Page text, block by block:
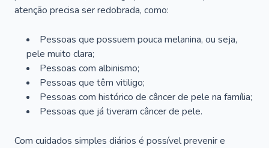
atenção precisa ser redobrada, como:
Pessoas que possuem pouca melanina, ou seja,
pele muito clara;
Pessoas com albinismo;
Pessoas que têm vitiligo;
Pessoas com histórico de câncer de pele na família;
Pessoas que já tiveram câncer de pele.
Com cuidados simples diários é possível prevenir e